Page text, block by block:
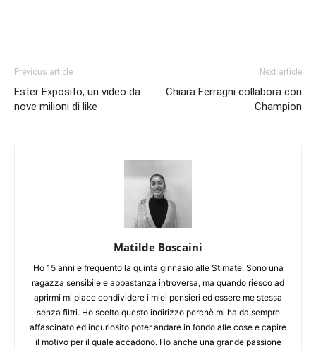
Previous article
Ester Exposito, un video da
nove milioni di like
Next article
Chiara Ferragni collabora con
Champion
Matilde Boscaini
Ho 15 anni e frequento la quinta ginnasio alle Stimate. Sono una
ragazza sensibile e abbastanza introversa, ma quando riesco ad
aprirmi mi piace condividere i miei pensieri ed essere me stessa
senza filtri. Ho scelto questo indirizzo perchè mi ha da sempre
affascinato ed incuriosito poter andare in fondo alle cose e capire
il motivo per il quale accadono. Ho anche una grande passione